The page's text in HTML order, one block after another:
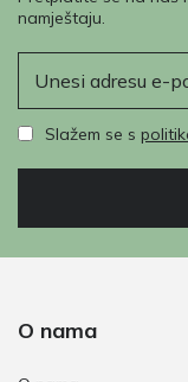
namještaju.
Slažem se s
O nama